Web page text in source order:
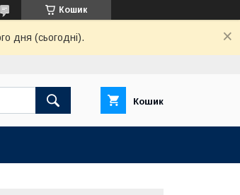
Кошик
дня (сьогодні).
Кошик